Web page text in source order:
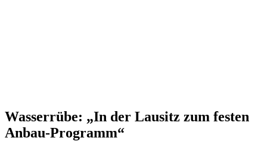
Wasserrübe: „In der Lausitz zum festen
Anbau-Programm“